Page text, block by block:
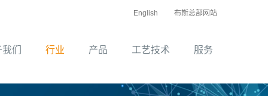
English 布斯总部网站
们 行业 产品 工艺技术 服务